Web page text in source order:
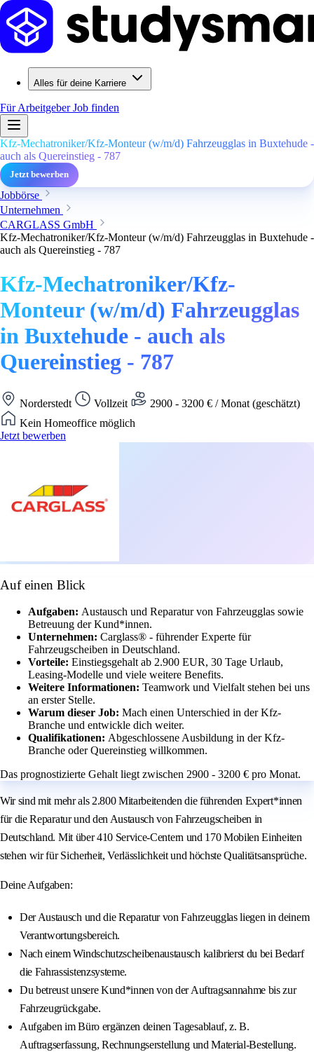
Alles für deine Karriere
Für ArbeitgeberJob finden
Kfz-Mechatroniker/Kfz-Monteur (w/m/d) Fahrzeugglas in Buxtehude -
auch als Quereinstieg - 787
Jetzt bewerben
Jobbörse
Unternehmen
CARGLASS GmbH
Kfz-Mechatroniker/Kfz-Monteur (w/m/d) Fahrzeugglas in Buxtehude -
auch als Quereinstieg - 787
Kfz-Mechatroniker/Kfz-
Monteur (w/m/d) Fahrzeugglas
in Buxtehude - auch als
Quereinstieg - 787
Norderstedt Vollzeit
2900 - 3200 € / Monat (geschätzt)
Kein Homeoffice möglich
Jetzt bewerben
Auf einen Blick
Aufgaben: Austausch und Reparatur von Fahrzeugglas sowie
Betreuung der Kund*innen.
Unternehmen: Carglass® - führender Experte für
Fahrzeugscheiben in Deutschland.
Vorteile: Einstiegsgehalt ab 2.900 EUR, 30 Tage Urlaub,
Leasing-Modelle und viele weitere Benefits.
Weitere Informationen: Teamwork und Vielfalt stehen bei uns
an erster Stelle.
Warum dieser Job: Mach einen Unterschied in der Kfz-
Branche und entwickle dich weiter.
Qualifikationen: Abgeschlossene Ausbildung in der Kfz-
Branche oder Quereinstieg willkommen.
Das prognostizierte Gehalt liegt zwischen 2900 - 3200 € pro Monat.
Wir sind mit mehr als 2.800 Mitarbeitenden die führenden Expert*innen
für die Reparatur und den Austausch von Fahrzeugscheiben in
Deutschland. Mit über 410 Service-Centern und 170 Mobilen Einheiten
stehen wir für Sicherheit, Verlässlichkeit und höchste Qualitätsansprüche.
Deine Aufgaben:
Der Austausch und die Reparatur von Fahrzeugglas liegen in deinem
Verantwortungsbereich.
Nach einem Windschutzscheibenaustausch kalibrierst du bei Bedarf
die Fahrassistenzsysteme.
Du betreust unsere Kund*innen von der Auftragsannahme bis zur
Fahrzeugrückgabe.
Aufgaben im Büro ergänzen deinen Tagesablauf, z. B.
Auftragserfassung, Rechnungserstellung und Material-Bestellung.